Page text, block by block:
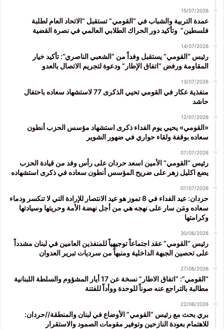
15/07/2026
عمدة التربية والشباب في “القومي” تستقبل “الاتحاد العام لطلبة
فلسطين” وتأكيد دور الحراك الطلابي العالمي في نصرة القضية
14/07/2026
رئيس “القومي” يستقبل وفداً من “الشعبي الناصري”: تأكيد خيار
المقاومة ورفض “اتفاق الإطار” ودعوة لتجريم الاتصال بالعدو
13/07/2026
منفذية عكار في القومي تحيي الذكرى 77 لاستشهاد سعاده باحتفال
حاشد
12/07/2026
«القومي» يحيي يوم الفداء ذكرى استشهاد مؤسس الحزب أنطون
سعاده بوقفة ولقاء حواري في ضهور الشوير
07/07/2026
رئيس “القومي” الأمين اسعد حردان على رأس وفد من قيادة الحزب
يضع اكليل زهر على ضريح المؤسس أنطون سعاده في ذكرى استشهاده
07/07/2026
حردان: عيد الفداء في 8 تموز هو عيد الانتصار للإرادة التي لا تنكسر ودماء
سعاده ومَن سار على نهجه هي من أجل نهضة الأمة وحريتها وسيادتها
وكرامتها
30/06/2026
رئيس “القومي” عقد اجتماعاً توجيهياً للمنفذين العامين في لبنان مشدداً
على تحصين الجبهة الداخلية ومنبهاً من سرديات تبرير العدوان
27/06/2026
“القومي”: “اتفاق الاطار” نسخة عن 17 أيار المشؤوم والسلطة اللبنانية
مطالبة بالتراجع عنه صوناً للوحدة ووأداً للفتنة
22/06/2026
بري بحث مع رئيس “القومي” الأوضاع في لبنان والمنطقة//حردان:
للاهتمام بعودة النازحين وتوفير مقومات الصمود والاستقرار